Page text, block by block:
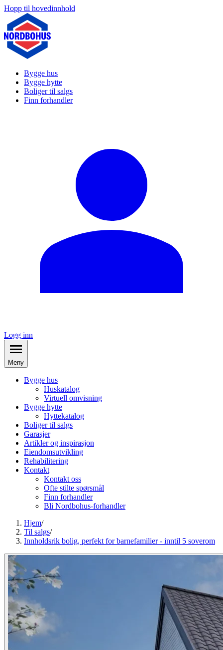
Hopp til hovedinnhold
Bygge hus
Bygge hytte
Boliger til salgs
Finn forhandler
Logg inn
Meny
Bygge hus
Huskatalog
Virtuell omvisning
Bygge hytte
Hyttekatalog
Boliger til salgs
Garasjer
Artikler og inspirasjon
Eiendomsutvikling
Rehabilitering
Kontakt
Kontakt oss
Ofte stilte spørsmål
Finn forhandler
Bli Nordbohus-forhandler
Hjem/
Til salgs/
Innholdsrik bolig, perfekt for barnefamilier - inntil 5 soverom